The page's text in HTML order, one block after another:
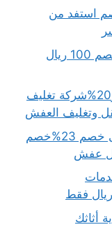
بالمزاحمية بـ20%خصم استفد من
لوري جامبو نقل عفش بالرياض مع خصم 100 ريال
نقل عفشك مع التغليف بالرياض ووفر20%شركة تغليف
ونيت نقل عفش بالرياض..احصل على خصم 23%خصم
عفش
300 ريال خدمات
أثاثك